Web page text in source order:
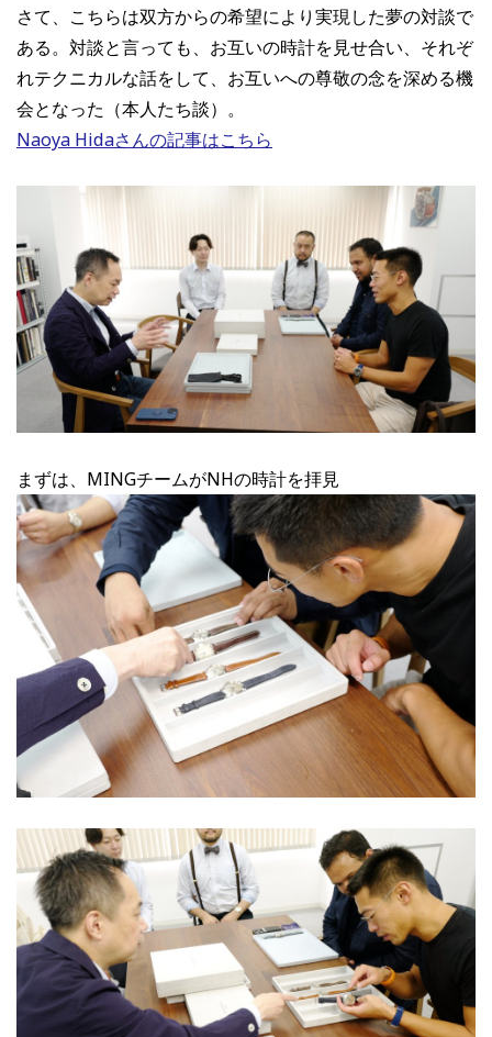
さて、こちらは双方からの希望により実現した夢の対談で
ある。対談と言っても、お互いの時計を見せ合い、それぞ
れテクニカルな話をして、お互いへの尊敬の念を深める機
会となった（本人たち談）。
Naoya Hidaさんの記事はこちら
まずは、MINGチームがNHの時計を拝見